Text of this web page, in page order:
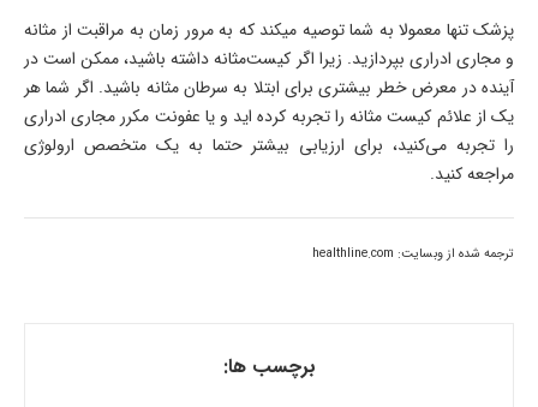
پزشک تنها معمولا به شما توصیه میکند که به مرور زمان به مراقبت از مثانه
و مجاری ادراری بپردازید. زیرا اگر کیست‌مثانه داشته باشید، ممکن است در
آینده در معرض خطر بیشتری برای ابتلا به سرطان مثانه باشید. اگر شما هر
یک از علائم کیست مثانه را تجربه کرده اید و یا عفونت مکرر مجاری ادراری
را تجربه می‌کنید، برای ارزیابی بیشتر حتما به یک متخصص ارولوژی
مراجعه کنید.
ترجمه شده از وبسايت: healthline.com
برچسب ها: